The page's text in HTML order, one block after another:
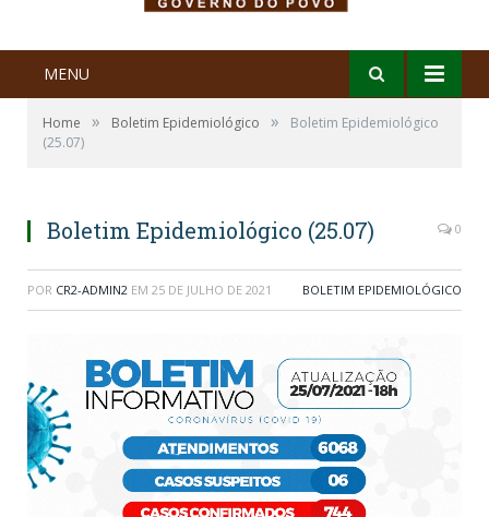
MENU
Home » Boletim Epidemiológico »
Boletim Epidemiológico
(25.07)
Boletim Epidemiológico (25.07) 0
POR CR2-ADMIN2 EM 25 DE JULHO DE 2021 BOLETIM EPIDEMIOLÓGICO